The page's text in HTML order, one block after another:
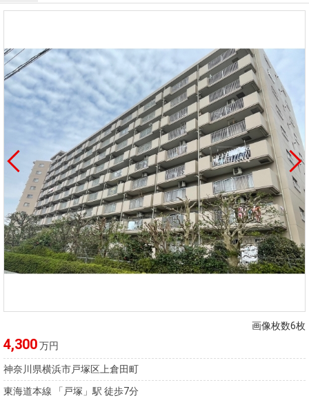
画像枚数6枚
4,300万円
神奈川県横浜市戸塚区上倉田町
東海道本線 「戸塚」駅 徒歩7分